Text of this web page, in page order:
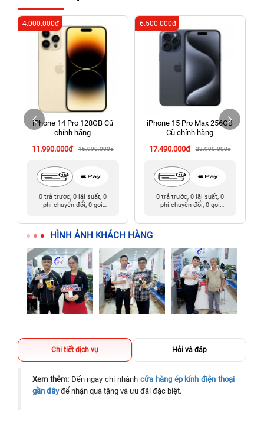
326 Lê Văn Việt, Tăng Nhơn Phú, Hồ Chí Minh (Q.9 TP. Thủ
Đức cũ)
256 Võ Văn Ngân, Thủ Đức, Hồ Chí Minh (Bình Thọ, TP. Thủ
70 Nguyễn An Ninh, Dĩ An, Hồ Chí Minh (Bình Dương Cũ)
24h Vũng Tàu: 162A Ba Cu, Vũng Tàu, Hồ Chí Minh (TP. Vũng
Tàu cũ)
198 Hoàng Văn Thụ, Tân Sơn Nhất, Hồ Chí Minh (Tân Bình
iPhone 14 Pro 128GB Cũ
chính hãng
11.990.000đ
15.990.000đ
-4.000.000đ
0 trả trước, 0 lãi suất, 0
phí chuyển đổi, 0 gọi
iPhone 15 Pro Max 256GB
Cũ chính hãng
17.490.000đ
23.990.000đ
-6.500.000đ
0 trả trước, 0 lãi suất, 0
phí chuyển đổi, 0 gọi
HÌNH ẢNH KHÁCH HÀNG
Chi tiết dịch vụ Hỏi và đáp
Xem thêm:Đến ngay chi nhánh cửa hàng ép kính điện thoại
gần đâyđể nhận quà tặng và ưu đãi đặc biệt.